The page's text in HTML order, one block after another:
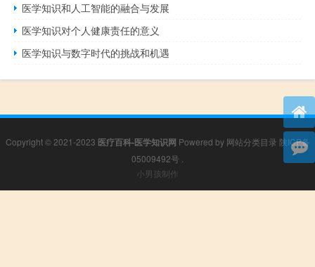
医学知识和人工智能的融合与发展
医学知识对个人健康责任的意义
医学知识与数字时代的挑战和机遇
Copyright © 2021-2023 医疗百科-医学知识网 Powered by 网站分类目录 陕ICP备
05009492号
小男孩制作